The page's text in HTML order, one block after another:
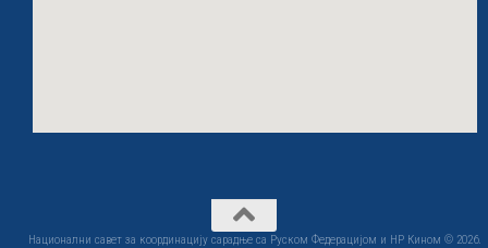
Национални савет за координацију сарадње са Руском Федерацијом и НР Кином © 2026.